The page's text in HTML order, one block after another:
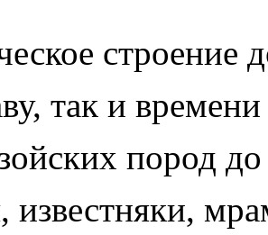
строение
так и
пород
известняки,